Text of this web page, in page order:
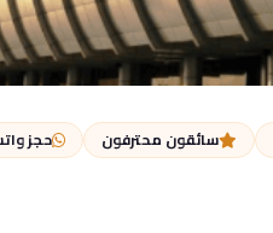
سائقون محترفون حجز